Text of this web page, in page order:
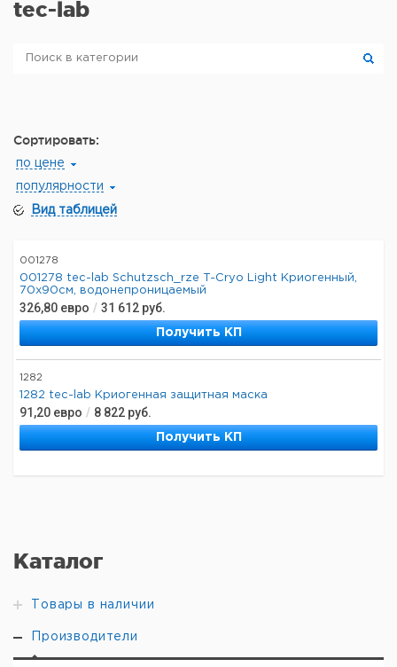
Каталог
Товары в наличии
Производители
tec-lab
Сортировать:
по цене
популярности
Вид таблицей
001278
001278 tec-lab Schutzsch_rze T-Cryo Light Криогенный,
70x90см, водонепроницаемый
326,80 евро / 31 612 руб.
Получить КП
1282
1282 tec-lab Криогенная защитная маска
91,20 евро / 8 822 руб.
Получить КП